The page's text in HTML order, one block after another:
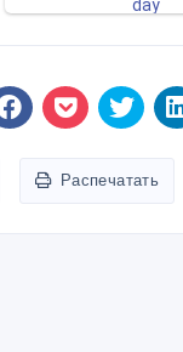
Распечатать